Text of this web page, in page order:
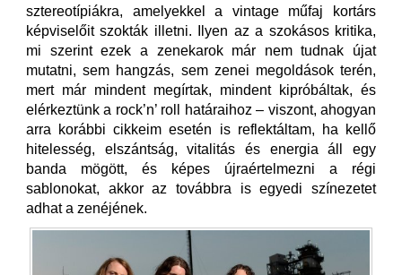
sztereotípiákra, amelyekkel a vintage műfaj kortárs
képviselőit szokták illetni. Ilyen az a szokásos kritika,
mi szerint ezek a zenekarok már nem tudnak újat
mutatni, sem hangzás, sem zenei megoldások terén,
mert már mindent megírtak, mindent kipróbáltak, és
elérkeztünk a rock’n’ roll határaihoz – viszont, ahogyan
arra korábbi cikkeim esetén is reflektáltam, ha kellő
hitelesség, elszántság, vitalitás és energia áll egy
banda mögött, és képes újraértelmezni a régi
sablonokat, akkor az továbbra is egyedi színezetet
adhat a zenéjének.